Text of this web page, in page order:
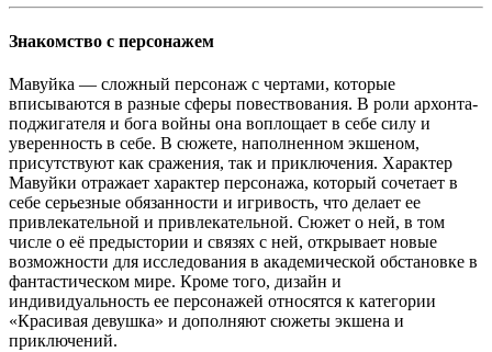
Знакомство с персонажем
Мавуйка — сложный персонаж с чертами, которые
вписываются в разные сферы повествования. В роли архонта-
поджигателя и бога войны она воплощает в себе силу и
уверенность в себе. В сюжете, наполненном экшеном,
присутствуют как сражения, так и приключения. Характер
Мавуйки отражает характер персонажа, который сочетает в
себе серьезные обязанности и игривость, что делает ее
привлекательной и привлекательной. Сюжет о ней, в том
числе о её предыстории и связях с ней, открывает новые
возможности для исследования в академической обстановке в
фантастическом мире. Кроме того, дизайн и
индивидуальность ее персонажей относятся к категории
«Красивая девушка» и дополняют сюжеты экшена и
приключений.